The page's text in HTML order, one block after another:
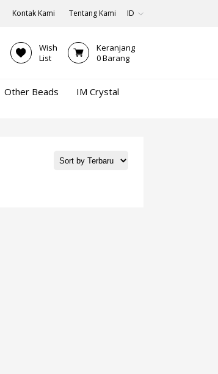
Kontak Kami Tentang Kami ID
Wish
List
Keranjang
0Barang
Other Beads
IM Crystal